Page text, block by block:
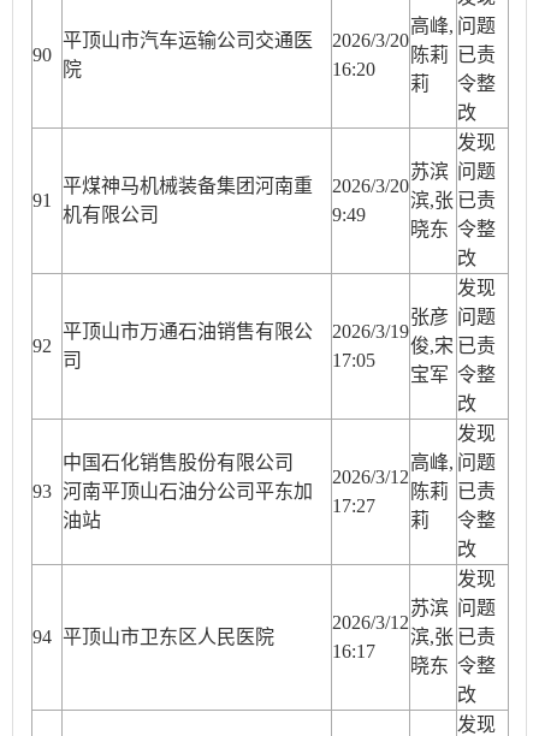
90
平顶山市汽车运输公司交通医
院
2026/3/20
16:20
高峰,
陈莉
莉
问题
已责
令整
改
91
平煤神马机械装备集团河南重
机有限公司
2026/3/20
9:49
苏滨
滨,张
晓东
发现
问题
已责
令整
改
92
平顶山市万通石油销售有限公
司
2026/3/19
17:05
张彦
俊,宋
宝军
发现
问题
已责
令整
改
93
中国石化销售股份有限公司
河南平顶山石油分公司平东加
油站
2026/3/12
17:27
高峰,
陈莉
莉
发现
问题
已责
令整
改
94 平顶山市卫东区人民医院
2026/3/12
16:17
苏滨
滨,张
晓东
发现
问题
已责
令整
改
发现